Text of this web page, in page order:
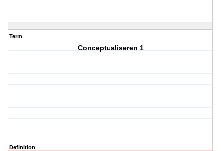
Term
Conceptualiseren 1
Definition